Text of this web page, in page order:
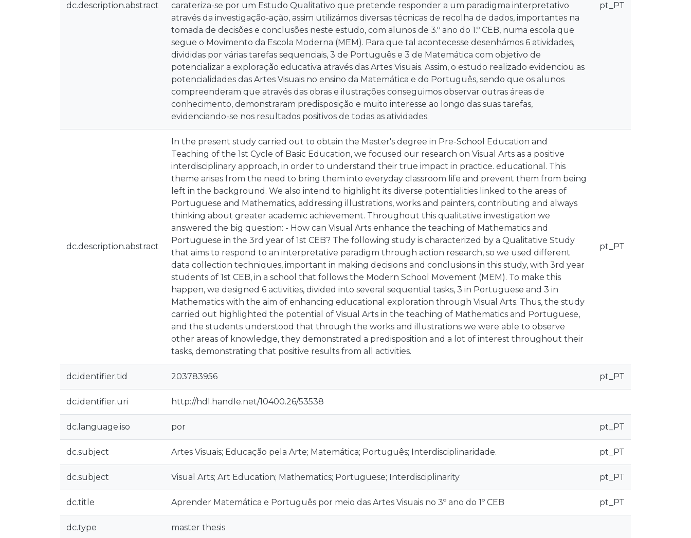
dc.description.abstract
carateriza-se por um Estudo Qualitativo que pretende responder a um paradigma interpretativo
através da investigação-ação, assim utilizámos diversas técnicas de recolha de dados, importantes na
tomada de decisões e conclusões neste estudo, com alunos de 3.º ano do 1.º CEB, numa escola que
segue o Movimento da Escola Moderna (MEM). Para que tal acontecesse desenhámos 6 atividades,
divididas por várias tarefas sequenciais, 3 de Português e 3 de Matemática com objetivo de
potencializar a exploração educativa através das Artes Visuais. Assim, o estudo realizado evidenciou as
potencialidades das Artes Visuais no ensino da Matemática e do Português, sendo que os alunos
compreenderam que através das obras e ilustrações conseguimos observar outras áreas de
conhecimento, demonstraram predisposição e muito interesse ao longo das suas tarefas,
evidenciando-se nos resultados positivos de todas as atividades.
pt_PT
dc.description.abstract
In the present study carried out to obtain the Master's degree in Pre-School Education and
Teaching of the 1st Cycle of Basic Education, we focused our research on Visual Arts as a positive
interdisciplinary approach, in order to understand their true impact in practice. educational. This
theme arises from the need to bring them into everyday classroom life and prevent them from being
left in the background. We also intend to highlight its diverse potentialities linked to the areas of
Portuguese and Mathematics, addressing illustrations, works and painters, contributing and always
thinking about greater academic achievement. Throughout this qualitative investigation we
answered the big question: - How can Visual Arts enhance the teaching of Mathematics and
Portuguese in the 3rd year of 1st CEB? The following study is characterized by a Qualitative Study
that aims to respond to an interpretative paradigm through action research, so we used different
data collection techniques, important in making decisions and conclusions in this study, with 3rd year
students of 1st CEB, in a school that follows the Modern School Movement (MEM). To make this
happen, we designed 6 activities, divided into several sequential tasks, 3 in Portuguese and 3 in
Mathematics with the aim of enhancing educational exploration through Visual Arts. Thus, the study
carried out highlighted the potential of Visual Arts in the teaching of Mathematics and Portuguese,
and the students understood that through the works and illustrations we were able to observe
other areas of knowledge, they demonstrated a predisposition and a lot of interest throughout their
tasks, demonstrating that positive results from all activities.
pt_PT
dc.identifier.tid 203783956 pt_PT
dc.identifier.uri http://hdl.handle.net/10400.26/53538
dc.language.iso por pt_PT
dc.subject Artes Visuais; Educação pela Arte; Matemática; Português; Interdisciplinaridade. pt_PT
dc.subject Visual Arts; Art Education; Mathematics; Portuguese; Interdisciplinarity pt_PT
dc.title Aprender Matemática e Português por meio das Artes Visuais no 3º ano do 1º CEB pt_PT
dc.type master thesis